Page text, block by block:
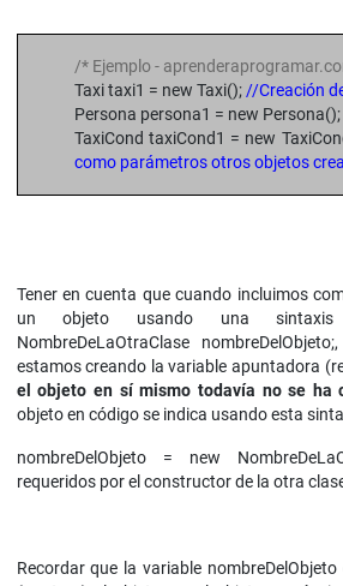
/* Ejemplo -
Taxi taxi1 = new Taxi(); //Creación
Persona persona1 = new Persona();
TaxiCond taxiCond1 = new
como parámetros otros objetos
Tener en cuenta que cuando incluimos
un objeto usando una
NombreDeLaOtraClase
estamos creando la variable apuntadora
el objeto en sí mismo todavía no se ha
objeto en código se indica usando esta
nombreDelObjeto = new
requeridos por el constructor de la otra
Recordar que la variable